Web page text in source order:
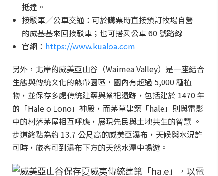
抵達。
接駁車／公車交通：可於購票時直接預訂牧場自營
的威基基來回接駁車；也可搭乘公車 60 號路線
官網： https://www.kualoa.com
另外，北岸的威美亞山谷（Waimea Valley）是一座結合
生態與傳統文化的熱帶園區，園內有超過 5,000 種植
物，並保存多處傳統建築與祭祀遺跡，包括建於 1470 年
的「Hale o Lono」神殿，而茅草建築「hale」則與電影
中的村落茅屋相互呼應，展現先民與土地共生的智慧 。
步道終點為約 13.7 公尺高的威美亞瀑布，天候與水況許
可時，旅客可到瀑布下方的天然水潭中暢遊。